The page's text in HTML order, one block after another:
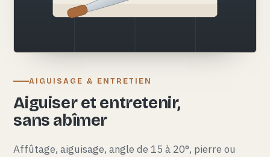
AIGUISAGE & ENTRETIEN
Aiguiser et entretenir,
sans abîmer
Affûtage, aiguisage, angle de 15 à 20°, pierre ou